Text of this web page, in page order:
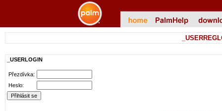
_USERLOGIN
Přezdívka:
Heslo: